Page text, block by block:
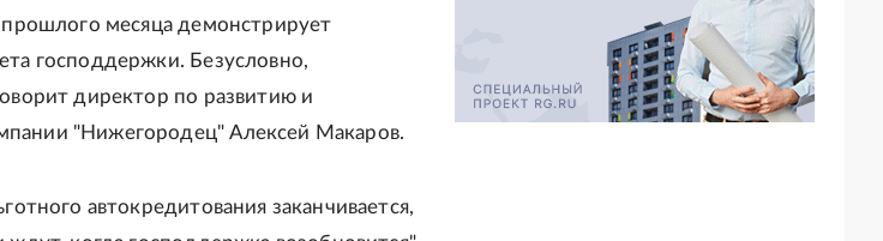
прошлого месяца демонстрирует
господдержки. Безусловно,
директор по развитию и
"Нижегородец" Алексей Макаров.
автокредитования заканчивается,